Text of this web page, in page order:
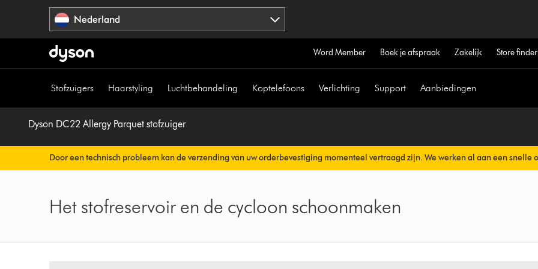
Nederland
Word Member Boek je afspraak Zakelijk Store finder
Stofzuigers Haarstyling Luchtbehandeling Koptelefoons Verlichting Support Aanbiedingen
Dyson DC22 Allergy Parquet stofzuiger
Door een technisch probleem kan de verzending van uw orderbevestiging momenteel vertraagd zijn. We werken al aan een snelle
Uw orderbevestiging wordt binnenkort automatisch naar u verzonden.
Het stofreservoir en de cycloon schoonmaken